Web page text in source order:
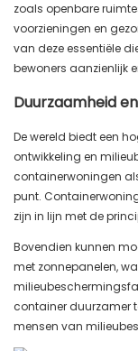
zoals openbare
voorzieningen en
van deze essentiële
bewoners aanzienlijk
Duurzaamheid
De wereld biedt een
ontwikkeling en
containerwoningen
punt.
zijn in lijn met de
Bovendien kunnen
met zonnepanelen,
container duurzamer
mensen van